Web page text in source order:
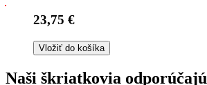
23,75 €
Vložiť do košíka
Naši škriatkovia odporúčajú